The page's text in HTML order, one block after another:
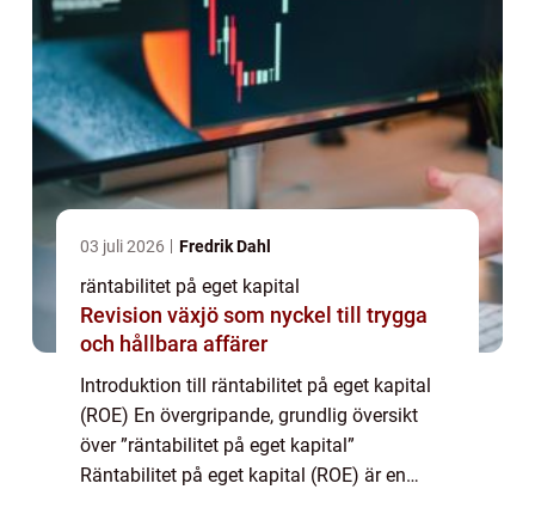
03 juli 2026 Fredrik Dahl
räntabilitet på eget kapital
Revision växjö som nyckel till trygga
och hållbara affärer
Introduktion till räntabilitet på eget kapital
(ROE) En övergripande, grundlig översikt
över ”räntabilitet på eget kapital”
Räntabilitet på eget kapital (ROE) är en